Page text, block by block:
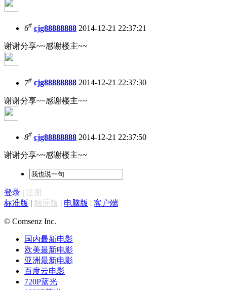
6# cjg88888888 2014-12-21 22:37:21
谢谢分享~~感谢楼主~~
7# cjg88888888 2014-12-21 22:37:30
谢谢分享~~感谢楼主~~
8# cjg88888888 2014-12-21 22:37:50
谢谢分享~~感谢楼主~~
登录 | 注册
标准版 | 触屏版 | 电脑版 | 客户端
© Comsenz Inc.
国内最新电影
欧美最新电影
亚洲最新电影
百度云电影
720P蓝光